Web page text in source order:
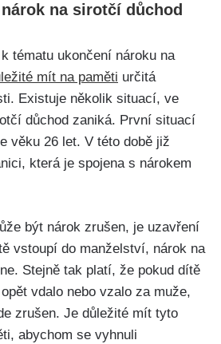
na sirotčí důchod
tématu ukončení nároku na
mít na paměti určitá
Existuje několik situací, ve
důchod zaniká. První situací
věku 26 let. V této době již
která je spojena s nárokem
být nárok zrušen, je uzavření
vstoupí do manželství, nárok na
Stejně tak platí, že pokud dítě
vdalo nebo vzalo za muže,
zrušen. Je důležité mít tyto
abychom se vyhnuli